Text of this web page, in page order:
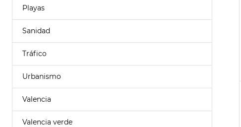
Playas
Sanidad
Tráfico
Urbanismo
Valencia
Valencia verde